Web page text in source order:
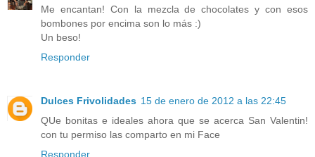
Me encantan! Con la mezcla de chocolates y con esos
bombones por encima son lo más :)
Un beso!
Responder
Dulces Frivolidades 15 de enero de 2012 a las 22:45
QUe bonitas e ideales ahora que se acerca San Valentin!
con tu permiso las comparto en mi Face
Responder